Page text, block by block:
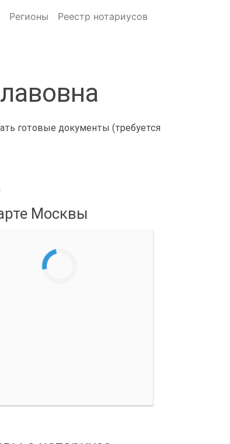
Регионы Реестр нотариусов
готовые документы (требуется
Москвы